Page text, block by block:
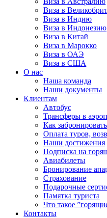
Виза в
Виза в Индию
Виза в Индонезию
Виза в Китай
Виза в Марокко
Виза в ОАЭ
Виза в США
О нас
Наша команда
Наши документы
Клиентам
Автобус
Трансферы в
Как
Оплата туров,
Наши достижения
Подписка на
Авиабилеты
Бронирование
Страхование
Подарочные
Памятка туриста
Что такое
Контакты